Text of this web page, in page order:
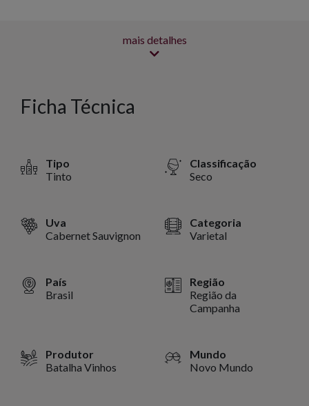
mais detalhes
Ficha Técnica
Tipo
Tinto
Classificação
Seco
Uva
Cabernet Sauvignon
Categoria
Varietal
País
Brasil
Região
Região da
Campanha
Produtor
Batalha Vinhos
Mundo
Novo Mundo